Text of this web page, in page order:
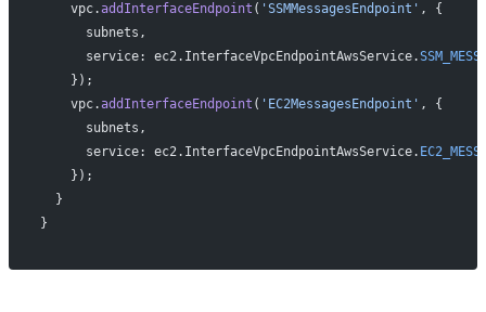
    vpc.
addInterfaceEndpoint ( 'SSMMessagesEndpoint' , {
      subnets,
      service: ec2.InterfaceVpcEndpointAwsService.
    });
    vpc.
addInterfaceEndpoint ( 'EC2MessagesEndpoint' , {
      subnets,
      service: ec2.InterfaceVpcEndpointAwsService.
    });
  }
}